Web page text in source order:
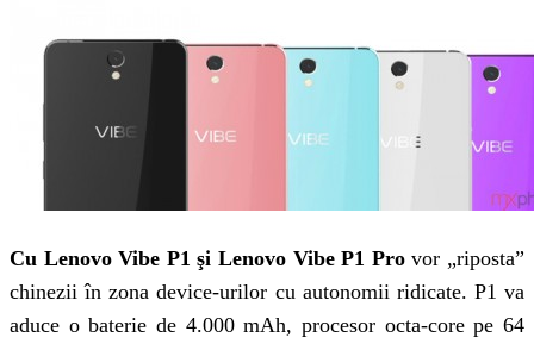
Cu Lenovo Vibe P1 şi Lenovo Vibe P1 Provor „riposta”
chinezii în zona device-urilor cu autonomii ridicate. P1 va
aduce o baterie de 4.000 mAh, procesor octa-core pe 64